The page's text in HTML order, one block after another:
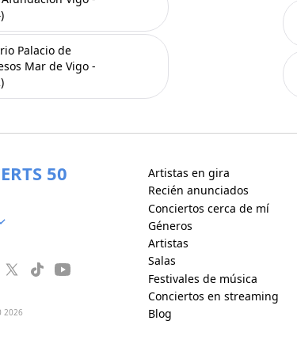
Palacio de
Mar de Vigo -
50
2026
Artistas en gira
Recién anunciados
Conciertos cerca de mí
Géneros
Artistas
Salas
Festivales de música
Conciertos en streaming
Blog